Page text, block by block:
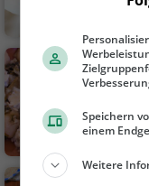
Speichern
einem
Weitere